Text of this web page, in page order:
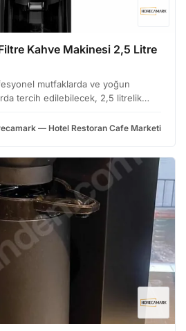
Kahve Makinesi 2,5 Litre
mutfaklarda ve yoğun
tercih edilebilecek, 2,5 litrelik
ve catering hizm…
— Hotel Restoran Cafe Marketi